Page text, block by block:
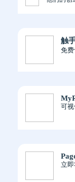
触
免
可视
立